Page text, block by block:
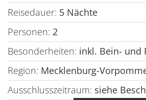
Reisedauer: 5 Nächte
Personen: 2
Besonderheiten: inkl. Bein- und
Region: Mecklenburg-
Ausschlusszeitraum: siehe